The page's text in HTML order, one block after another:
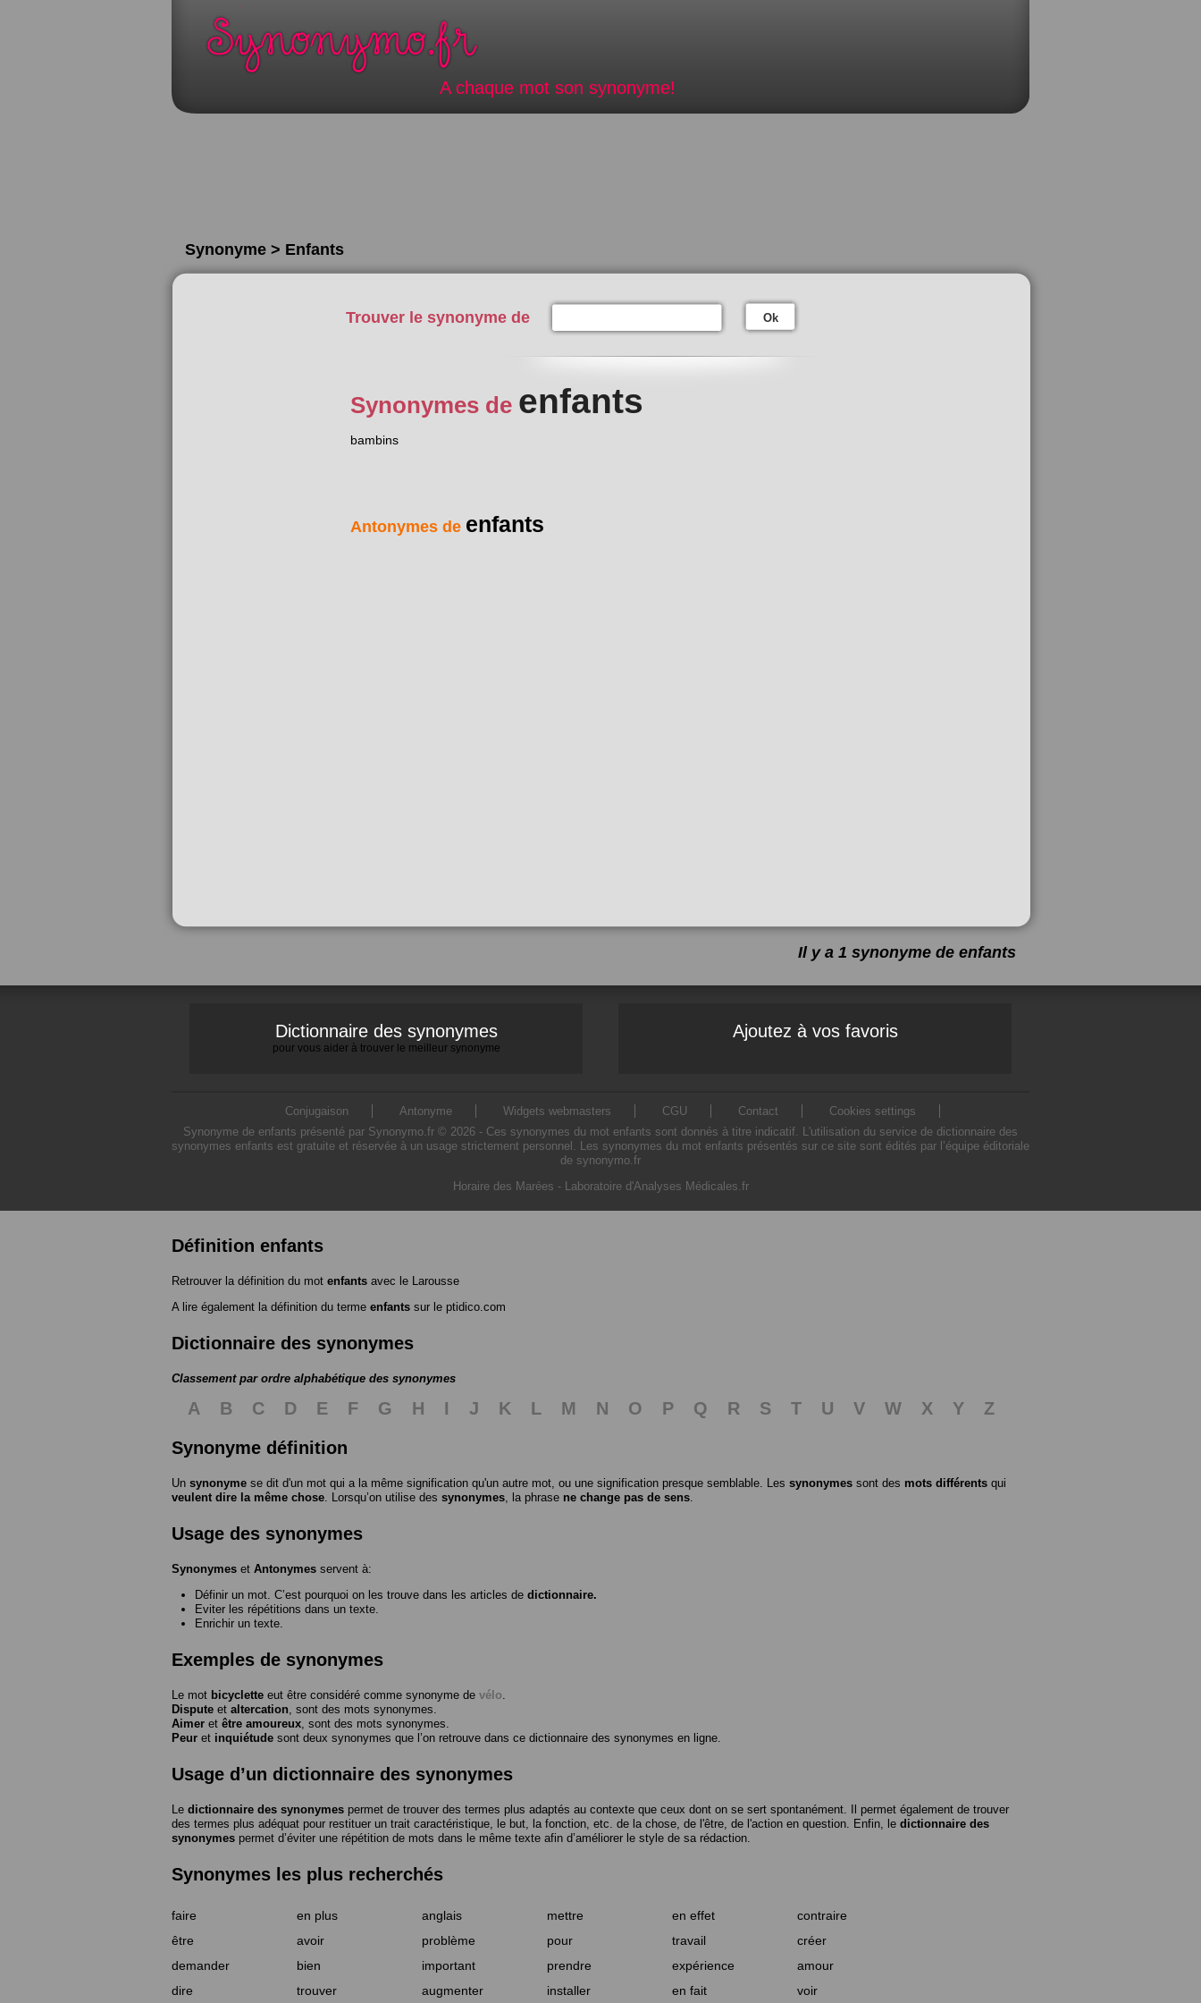
A chaque mot son synonyme!
Synonyme > Enfants
Trouver le synonyme de Ok
Synonymes de enfants
bambins
Antonymes de enfants
Il y a 1 synonyme de enfants
Dictionnaire des synonymes
pour vous aider à trouver le meilleur synonyme
Ajoutez à vos favoris
Conjugaison Antonyme Widgets webmasters CGU Contact
Cookies settings
Synonyme de enfants présenté par Synonymo.fr © 2026 - Ces synonymes du mot enfants sont donnés à titre indicatif. L'utilisation du service de dictionnaire des
synonymes enfants est gratuite et réservée à un usage strictement personnel. Les synonymes du mot enfants présentés sur ce site sont édités par l’équipe éditoriale
de synonymo.fr
Horaire des Marées - Laboratoire d'Analyses Médicales.fr
Définition enfants
Retrouver la définition du mot enfants avec le Larousse
A lire également la définition du terme enfants sur le ptidico.com
Dictionnaire des synonymes
Classement par ordre alphabétique des synonymes
A B C D E F G H I J K L M N O P Q R S T U V W X Y
Z
Synonyme définition
Un synonyme se dit d'un mot qui a la même signification qu'un autre mot, ou une signification presque semblable. Les synonymes sont des mots différents qui
veulent dire la même chose . Lorsqu’on utilise des synonymes , la phrase ne change pas de sens
Usage des synonymes
Synonymes et Antonymes servent à:
Définir un mot. C’est pourquoi on les trouve dans les articles de dictionnaire.
Eviter les répétitions dans un texte.
Enrichir un texte.
Exemples de synonymes
Le mot bicyclette eut être considéré comme synonyme de vélo
Dispute et altercation , sont des mots synonymes.
Aimer et être amoureux , sont des mots synonymes.
Peur et inquiétude sont deux synonymes que l’on retrouve dans ce dictionnaire des synonymes en ligne.
Usage d’un dictionnaire des synonymes
Le dictionnaire des synonymes permet de trouver des termes plus adaptés au contexte que ceux dont on se sert spontanément. Il permet également de trouver
des termes plus adéquat pour restituer un trait caractéristique, le but, la fonction, etc. de la chose, de l'être, de l'action en question. Enfin, le dictionnaire des
synonymes permet d’éviter une répétition de mots dans le même texte afin d’améliorer le style de sa rédaction.
Synonymes les plus recherchés
faire en plus anglais mettre en effet
contraire
être
avoir problème pour travail
créer
demander
bien important prendre expérience
amour
dire
trouver augmenter installer en fait voir